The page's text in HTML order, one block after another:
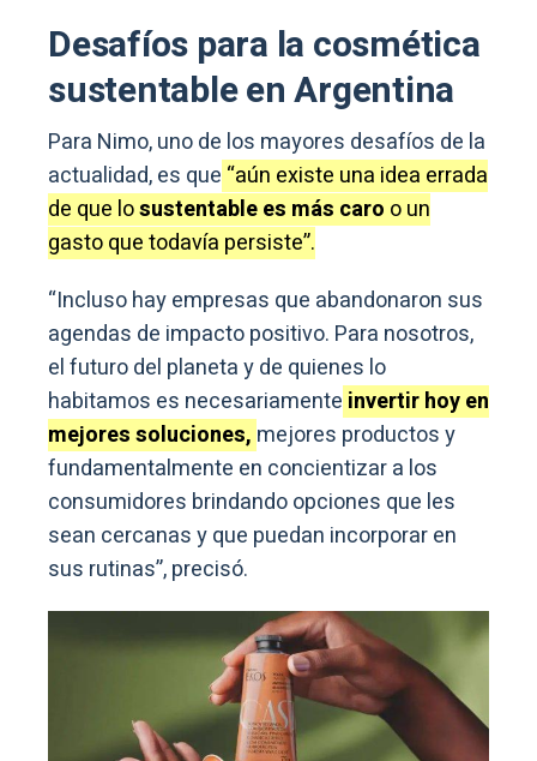
Desafíos para la cosmética
sustentable en Argentina
Para Nimo, uno de los mayores desafíos de la
actualidad, es que “aún existe una idea errada
de que losustentable es más caro o un
gasto que todavía persiste”.
“Incluso hay empresas que abandonaron sus
agendas de impacto positivo. Para nosotros,
el futuro del planeta y de quienes lo
habitamos es necesariamente invertir hoy en
mejores soluciones, mejores productos y
fundamentalmente en concientizar a los
consumidores brindando opciones que les
sean cercanas y que puedan incorporar en
sus rutinas”, precisó.